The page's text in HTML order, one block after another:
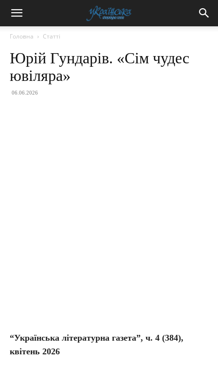
Головна Статті
Юрій Гундарів. «Сім чудес
ювіляра»
06.06.2026
“Українська літературна газета”, ч. 4 (384),
квітень 2026